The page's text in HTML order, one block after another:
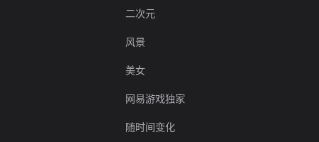
二次元
风景
美女
网易游戏独家
随时间变化